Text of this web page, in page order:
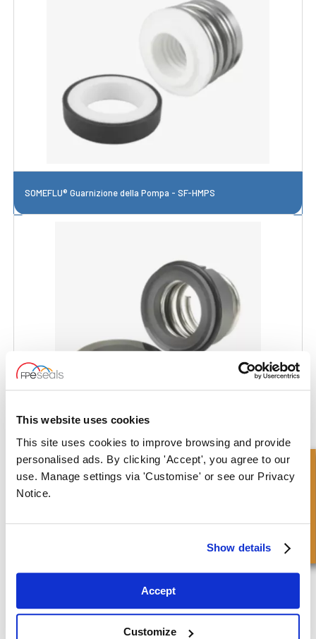
This website uses cookies
This site uses cookies to improve browsing and provide
personalised ads. By clicking 'Accept', you agree to our
use. Manage settings via 'Customise' or see our Privacy
Notice.
Show details
Accept
Customize
SOMEFLU® Guarnizione della Pompa - SF-HMPS
SOMEFLU® Guarnizione della pompa - SF-ESP
Richiesta Veloce